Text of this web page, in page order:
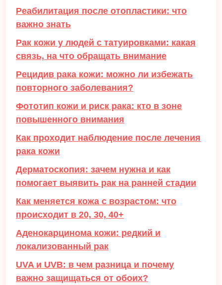
Реабилитация после отопластики: что
важно знать
Рак кожи у людей с татуировками: какая
связь, на что обращать внимание
Рецидив рака кожи: можно ли избежать
повторного заболевания?
Фототип кожи и риск рака: кто в зоне
повышенного внимания
Как проходит наблюдение после лечения
рака кожи
Дерматоскопия: зачем нужна и как
помогает выявить рак на ранней стадии
Как меняется кожа с возрастом: что
происходит в 20, 30, 40+
Аденокарцинома кожи: редкий и
локализованный рак
UVA и UVB: в чем разница и почему
важно защищаться от обоих?